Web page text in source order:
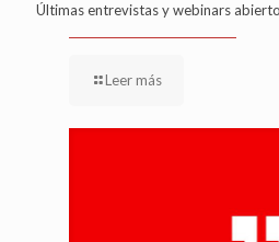
Últimas entrevistas y webinars
Leer más